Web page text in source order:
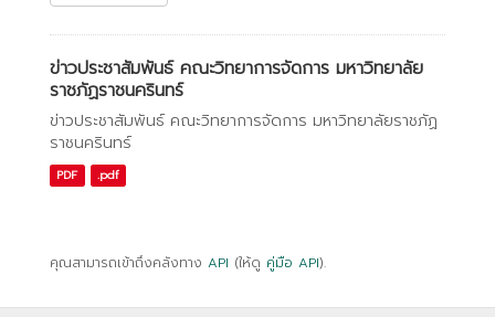
ข่าวประชาสัมพันธ์ คณะวิทยาการจัดการ มหาวิทยาลัย
ราชภัฏราชนครินทร์
ข่าวประชาสัมพันธ์ คณะวิทยาการจัดการ มหาวิทยาลัยราชภัฏ
ราชนครินทร์
PDF .pdf
คุณสามารถเข้าถึงคลังทาง API (ให้ดู คู่มือ API).